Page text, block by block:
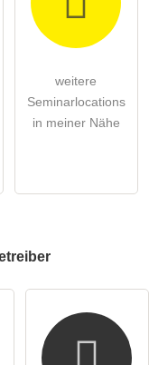
weitere
Seminarlocations
in meiner Nähe